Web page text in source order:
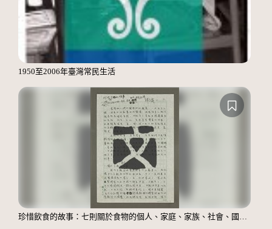
1950至2006年臺灣常民生活
珍惜飲食的故事：七則關於食物的個人、家庭、家族、社會、國族記憶